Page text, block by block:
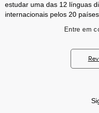
estudar uma das 12 línguas
internacionais pelos 20
Entre em